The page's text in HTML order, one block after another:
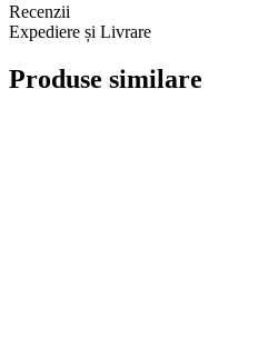
Recenzii
Expediere și Livrare
Produse similare